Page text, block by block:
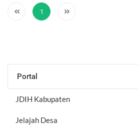
1
Portal
JDIH Kabupaten
Jelajah Desa